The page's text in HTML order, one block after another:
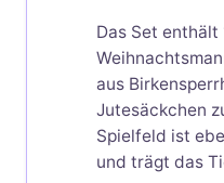
Das Set enthält
aus
Jutesäckchen
Spielfeld ist
und trägt das